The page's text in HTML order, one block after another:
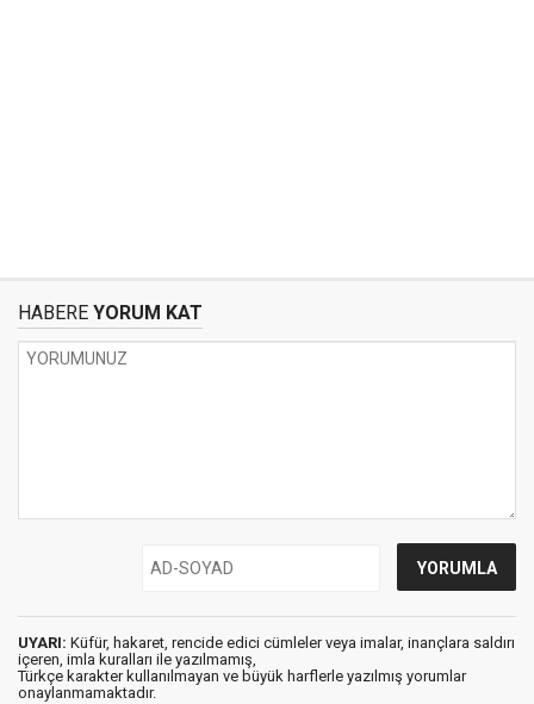
HABERE YORUM KAT
UYARI: Küfür, hakaret, rencide edici cümleler veya imalar, inançlara saldırı
içeren, imla kuralları ile yazılmamış,
Türkçe karakter kullanılmayan ve büyük harflerle yazılmış yorumlar
onaylanmamaktadır.